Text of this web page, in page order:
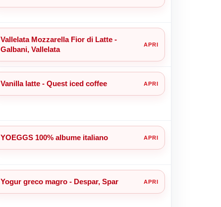
Vallelata Mozzarella Fior di Latte -
Galbani, Vallelata
Vanilla latte - Quest iced coffee
YOEGGS 100% albume italiano
Yogur greco magro - Despar, Spar